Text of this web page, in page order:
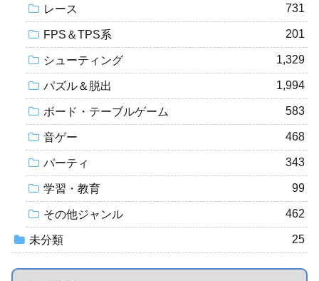
レース 731
FPS＆TPS系 201
シューティング 1,329
パズル＆脱出 1,994
ボード・テーブルゲーム 583
音ゲー 468
パーティ 343
学習・教育 99
その他ジャンル 462
未分類 25